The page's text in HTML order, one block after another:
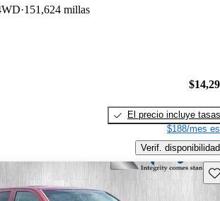
151,624 millas
El precio incluye tasas
$188/mes
Verif. disponibilidad